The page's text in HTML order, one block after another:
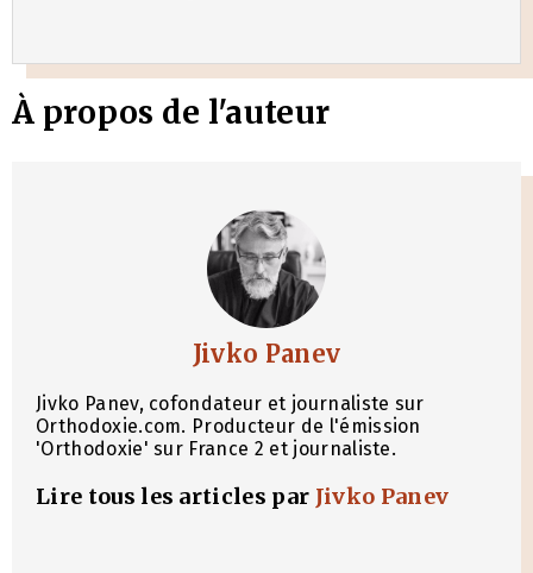
À propos de l'auteur
Jivko Panev
Jivko Panev, cofondateur et journaliste sur
Orthodoxie.com. Producteur de l'émission
'Orthodoxie' sur France 2 et journaliste.
Lire tous les articles par Jivko Panev